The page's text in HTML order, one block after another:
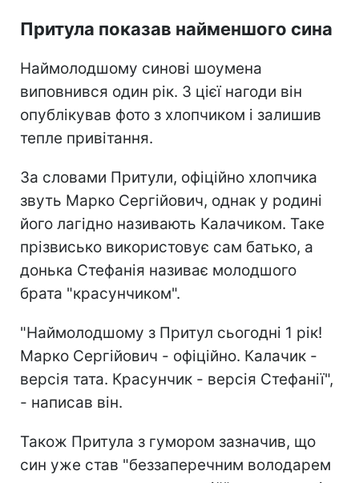
Притула показав найменшого сина
Наймолодшому синові шоумена
виповнився один рік. З цієї нагоди він
опублікував фото з хлопчиком і залишив
тепле привітання.
За словами Притули, офіційно хлопчика
звуть Марко Сергійович, однак у родині
його лагідно називають Калачиком. Таке
прізвисько використовує сам батько, а
донька Стефанія називає молодшого
брата "красунчиком".
"Наймолодшому з Притул сьогодні 1 рік!
Марко Сергійович - офіційно. Калачик -
версія тата. Красунчик - версія Стефанії",
- написав він.
Також Притула з гумором зазначив, що
син уже став "беззаперечним володарем